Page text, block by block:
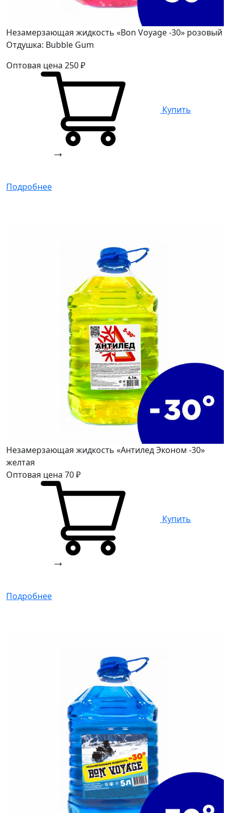
Незамерзающая жидкость «Bon Voyage -30» розовый
Отдушка: Bubble Gum
Оптовая цена 250₽
Купить
Подробнее
Незамерзающая жидкость «Антилед Эконом -30»
желтая
Оптовая цена 70₽
Купить
Подробнее